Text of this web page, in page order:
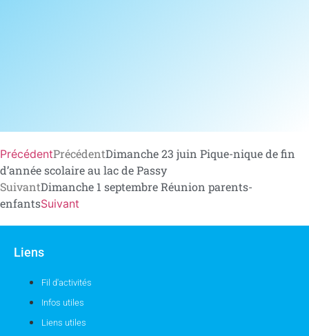
PrécédentPrécédentDimanche 23 juin Pique-nique de fin
d’année scolaire au lac de Passy
SuivantDimanche 1 septembre Réunion parents-
enfantsSuivant
Liens
Fil d'activités
Infos utiles
Liens utiles